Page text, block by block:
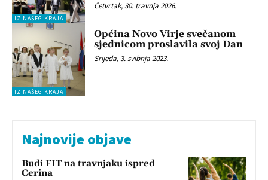
IZ NAŠEG KRAJA
Četvrtak, 30. travnja 2026.
IZ NAŠEG KRAJA
Općina Novo Virje svečanom
sjednicom proslavila svoj Dan
Srijeda, 3. svibnja 2023.
Najnovije objave
Budi FIT na travnjaku ispred
Cerina